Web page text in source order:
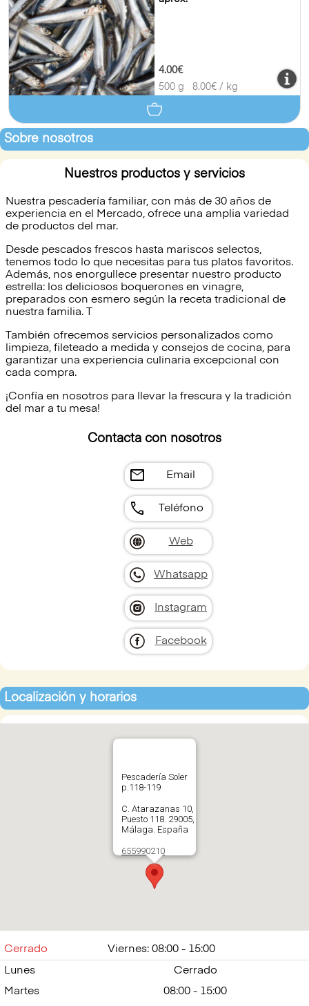
4.00€
500 g
8.00€ / kg
Sobre nosotros
Nuestros productos y servicios
Nuestra pescadería familiar, con más de 30 años de
experiencia en el Mercado, ofrece una amplia variedad
de productos del mar.
Desde pescados frescos hasta mariscos selectos,
tenemos todo lo que necesitas para tus platos favoritos.
Además, nos enorgullece presentar nuestro producto
estrella: los deliciosos boquerones en vinagre,
preparados con esmero según la receta tradicional de
nuestra familia. T
También ofrecemos servicios personalizados como
limpieza, fileteado a medida y consejos de cocina, para
garantizar una experiencia culinaria excepcional con
cada compra.
¡Confía en nosotros para llevar la frescura y la tradición
del mar a tu mesa!
Contacta con nosotros
mail Email
call Teléfono
Web
Whatsapp
Instagram
Facebook
Localización y horarios
Pescadería Soler
p.118-119
C. Atarazanas 10,
Puesto 118. 29005,
Málaga. España
655990210
Abrir en Google
Cerrado
Viernes: 08:00 - 15:00
Lunes
Cerrado
Martes
08:00 - 15:00